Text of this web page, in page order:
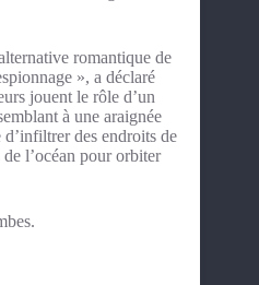
romantique de
», a déclaré
jouent le rôle d’un
à une araignée
des endroits de
l’océan pour orbiter